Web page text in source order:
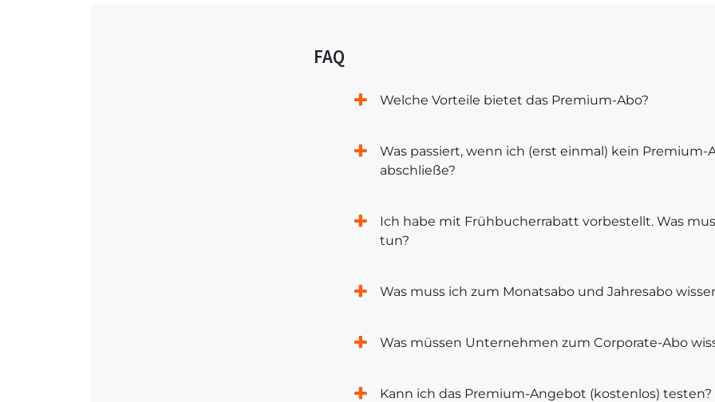
FAQ
Welche Vorteile bietet das Premium-Abo?
Was passiert, wenn ich (erst einmal) kein Premium-
abschließe?
Ich habe mit Frühbucherrabatt vorbestellt. Was
tun?
Was muss ich zum Monatsabo und Jahresabo
Was müssen Unternehmen zum Corporate-Abo
Kann ich das Premium-Angebot (kostenlos) testen?